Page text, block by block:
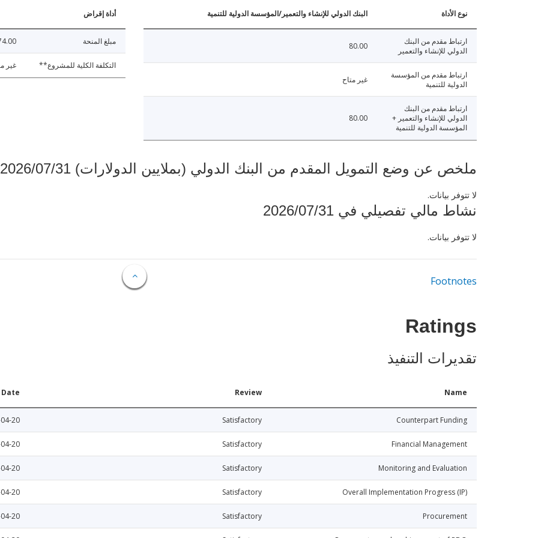
نوع الأداة البنك الدولي للإنشاء والتعمير/المؤسسة الدولية للتنمية
ارتباط مقدم من البنك
الدولي للإنشاء والتعمير
80.00
ارتباط مقدم من المؤسسة
الدولية للتنمية
غير متاح
ارتباط مقدم من البنك
الدولي للإنشاء والتعمير +
المؤسسة الدولية للتنمية
80.00
أداة إقراض
مبلغ المنحة
التكلفة الكلية للمشروع** غير
ملخص عن وضع التمويل المقدم من البنك الدولي (بملايين الدولارات) 2026/07/31
لا تتوفر بيانات.
نشاط مالي تفصيلي في 2026/07/31
لا تتوفر بيانات.
Footnotes
Ratings
تقديرات التنفيذ
Name
Review
Date
Counterpart Funding
Satisfactory
20
Financial Management
Satisfactory
20
Monitoring and Evaluation
Satisfactory
20
Overall Implementation Progress (IP)
Satisfactory
20
Procurement
Satisfactory
20